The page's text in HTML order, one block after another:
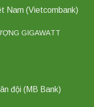
Nam (Vietcombank)
GIGAWATT
đội (MB Bank)